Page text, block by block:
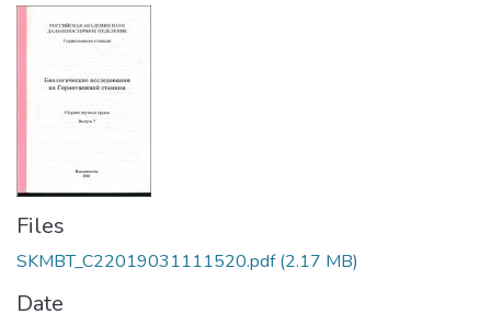
Files
SKMBT_C22019031111520.pdf(2.17 MB)
Date